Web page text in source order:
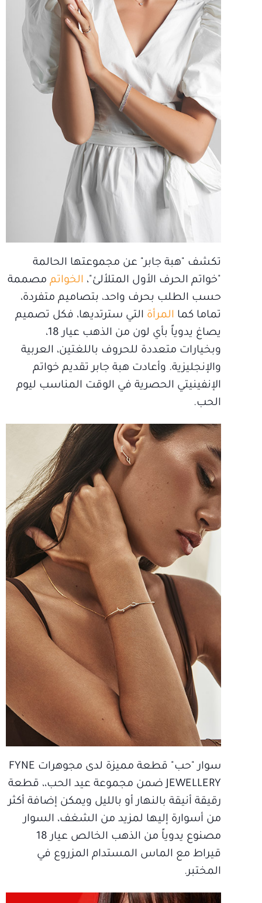
تكشف "هبة جابر" عن مجموعتها الحالمة
"خواتم الحرف الأول المتلألئ"، الخواتم مصممة
حسب الطلب بحرف واحد، بتصاميم متفردة،
تماما كما المرأة التي سترتديها، فكل تصميم
يصاغ يدوياً بأي لون من الذهب عيار 18،
وبخيارات متعددة للحروف باللغتين، العربية
والإنجليزية. وأعادت هبة جابر تقديم خواتم
الإنفينيتي الحصرية في الوقت المناسب ليوم
الحب.
سوار "حب" قطعة مميزة لدى مجوهرات FYNE
JEWELLERY ضمن مجموعة عيد الحب،، قطعة
رقيقة أنيقة بالنهار أو بالليل ويمكن إضافة أكثر
من أسوارة إليها لمزيد من الشغف، السوار
مصنوع يدوياً من الذهب الخالص عيار 18
قيراط مع الماس المستدام المزروع في
المختبر.